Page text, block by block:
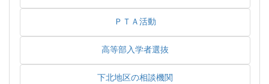
ＰＴＡ活動
高等部入学者選抜
下北地区の相談機関